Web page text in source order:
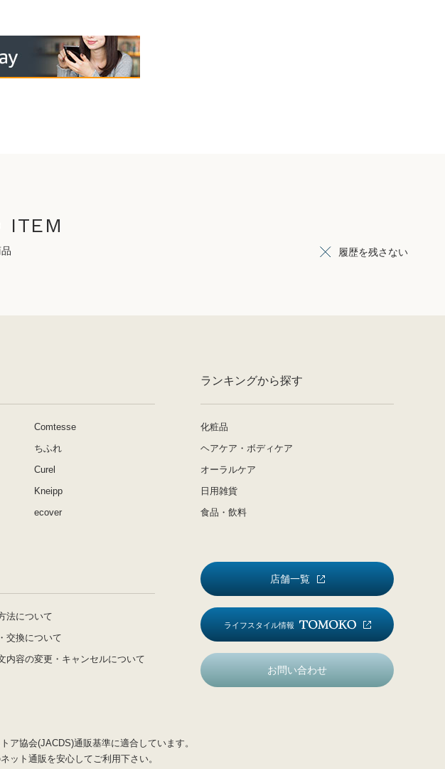
ITEM
履歴を残さない
Comtesse
ちふれ
Curel
Kneipp
ecover
ランキングから探す
化粧品
ヘアケア・ボディケア
オーラルケア
日用雑貨
食品・飲料
法について
交換について
内容の変更・キャンセルについて
店舗一覧
ライフスタイル情報
お問い合わせ
ア協会(JACDS)通販基準に適合しています。
ット通販を安心してご利用下さい。